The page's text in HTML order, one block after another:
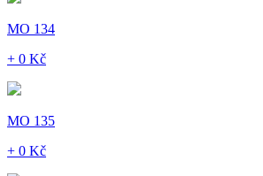
MO 134
+ 0 Kč
MO 135
+ 0 Kč